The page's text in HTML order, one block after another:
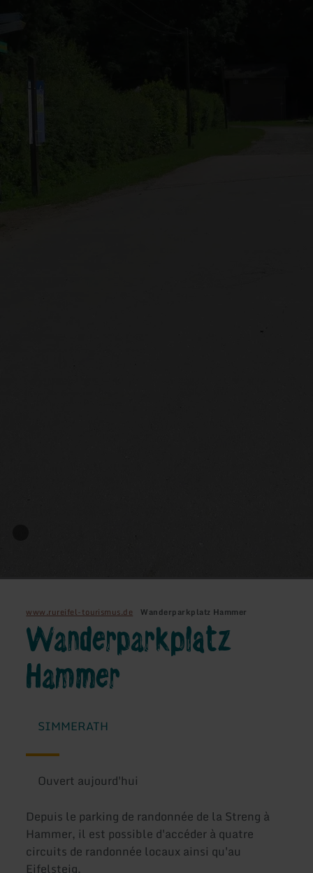
www.rureifel-tourismus.de Wanderparkplatz Hammer
Wanderparkplatz
Hammer
SIMMERATH
Ouvert aujourd'hui
Depuis le parking de randonnée de la Streng à
Hammer, il est possible d'accéder à quatre
circuits de randonnée locaux ainsi qu'au
Eifelsteig.